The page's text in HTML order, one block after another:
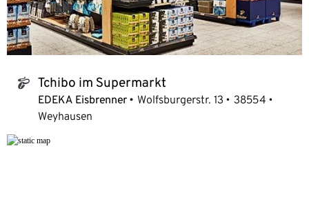
tchibo_logo Tchibo im Supermarkt
EDEKA Eisbrenner Wolfsburgerstr. 13
38554
Weyhausen